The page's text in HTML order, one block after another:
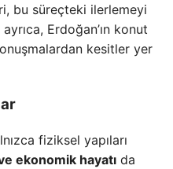
bu süreçteki ilerlemeyi
Erdoğan’ın konut
kesitler yer
fiziksel yapıları
ekonomik hayatı da